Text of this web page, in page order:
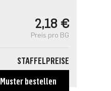
2,18 €
Preis pro BG
STAFFELPREISE
2,18 €
Muster bestellen